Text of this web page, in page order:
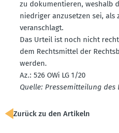
zu dokumen­tieren, weshalb
niedriger anzusetzen sei, als
veran­schlagt.
Das Urteil ist noch nicht
dem Rechts­mittel der
werden.
Az.: 526 OWi LG 1/20
Quelle: Presse­mit­teilung des
Zurück zu den Artikeln